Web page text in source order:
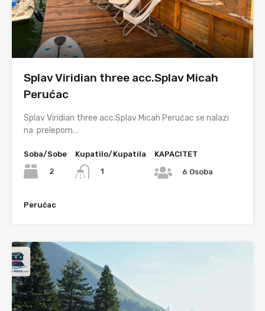
Splav Viridian three acc.Splav Micah
Perućac
Splav Viridian three acc.Splav Micah Perućac se nalazi
na prelepom…
Soba/Sobe
2
Kupatilo/Kupatila
1
KAPACITET
6 Osoba
Perućac